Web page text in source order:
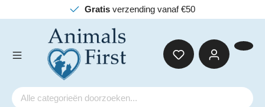
Gratisverzending vanaf €50